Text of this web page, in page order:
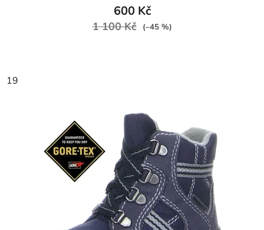
600 Kč
1 100 Kč (–45 %)
19